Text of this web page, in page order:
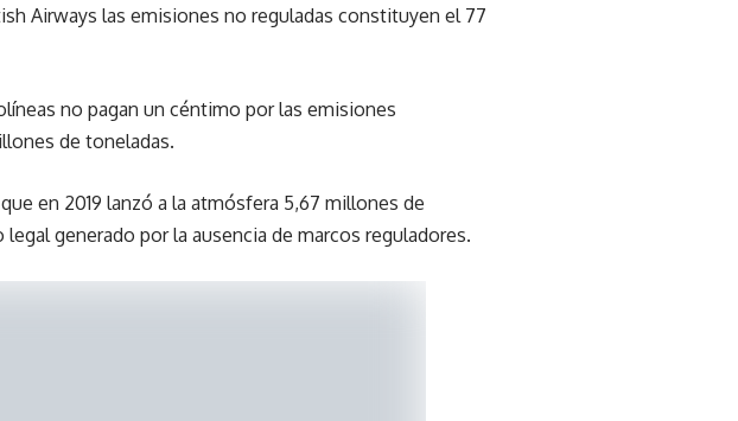
Airways las emisiones no reguladas constituyen el 77
no pagan un céntimo por las emisiones
de toneladas.
en 2019 lanzó a la atmósfera 5,67 millones de
generado por la ausencia de marcos reguladores.